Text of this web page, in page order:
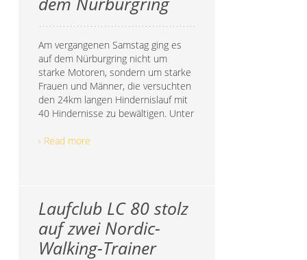
Am vergangenen Samstag ging es
auf dem Nürburgring nicht um
starke Motoren, sondern um starke
Frauen und Männer, die versuchten
den 24km langen Hindernislauf mit
40 Hindernisse zu bewältigen. Unter
› Read more
Laufclub LC 80 stolz
auf zwei Nordic-
Walking-Trainer